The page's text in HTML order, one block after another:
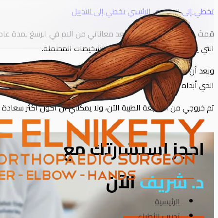
تخطي إلى المحتوى الرئيسيتخطي إلى التذييل
الرئيسية
قمتُ بزيارة الدكتور النقيطي بعد معاناتي من آلام في الرسغ لمدة
التي يعتزم اتخاذها لاستبعاد بعض التشخيصات المحتملة.
وبعد أن وضع خطة علاج واضحة، التزمت بتوجيهاته، ومع استنفاد جميع
الذي أبداه طوال فترة علاجي.
تم خروجي من المتابعة الطبية الآن، ولا يمكنني أن أكون أكثر
احجز استشارتك مع
د. شريفالآن